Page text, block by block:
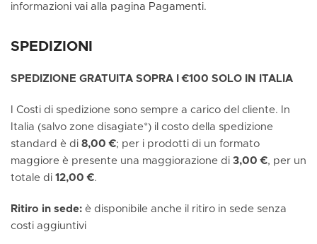
informazioni vai alla pagina Pagamenti.
SPEDIZIONI
SPEDIZIONE GRATUITA SOPRA I €100 SOLO IN ITALIA
I Costi di spedizione sono sempre a carico del cliente. In
Italia (salvo zone disagiate*) il costo della spedizione
standard è di 8,00 €; per i prodotti di un formato
maggiore è presente una maggiorazione di 3,00 €, per un
totale di 12,00 €.
Ritiro in sede: è disponibile anche il ritiro in sede senza
costi aggiuntivi